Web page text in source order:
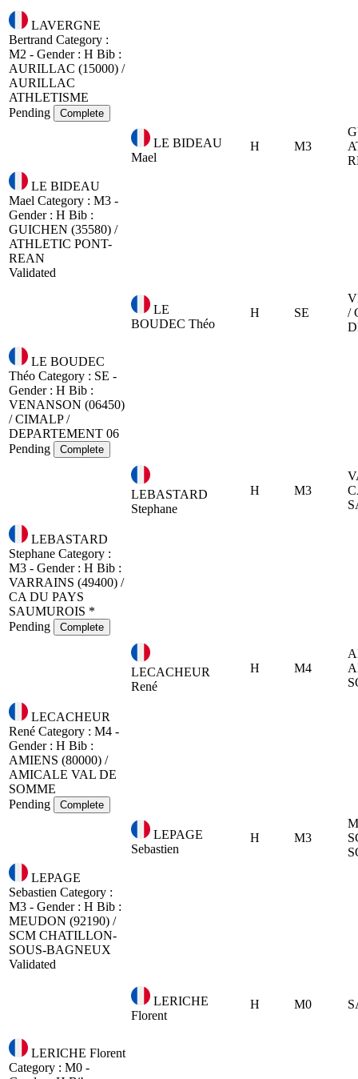
LAVERGNE
Bertrand Category :
M2 - Gender : H Bib :
AURILLAC (15000) /
AURILLAC
ATHLETISME
Pending
Complete
LE BIDEAU
Mael
H M3
LE BIDEAU
Mael Category : M3 -
Gender : H Bib :
GUICHEN (35580) /
ATHLETIC PONT-
REAN
Validated
LE
BOUDEC Théo
H SE
/
LE BOUDEC
Théo Category : SE -
Gender : H Bib :
VENANSON (06450)
/ CIMALP /
DEPARTEMENT 06
Pending
Complete
LEBASTARD
Stephane
H M3
LEBASTARD
Stephane Category :
M3 - Gender : H Bib :
VARRAINS (49400) /
CA DU PAYS
SAUMUROIS *
Pending
Complete
LECACHEUR
René
H M4
LECACHEUR
René Category : M4 -
Gender : H Bib :
AMIENS (80000) /
AMICALE VAL DE
SOMME
Pending
Complete
LEPAGE
Sebastien
H M3
LEPAGE
Sebastien Category :
M3 - Gender : H Bib :
MEUDON (92190) /
SCM CHATILLON-
SOUS-BAGNEUX
Validated
LERICHE
Florent
H M0
LERICHE Florent
Category : M0 -